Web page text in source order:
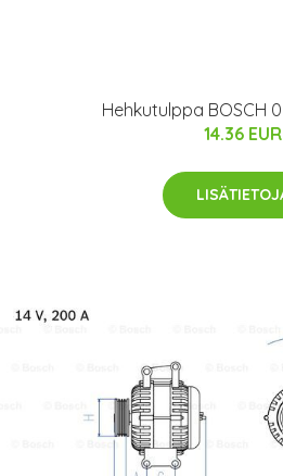
Hehkutulppa BOSCH
14.36 EUR